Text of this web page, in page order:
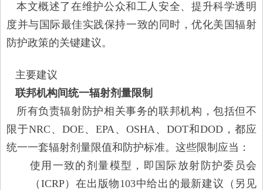
本文概述了在维护公众和工人安全、提升科学透明
度并与国际最佳实践保持一致的同时，优化美国辐射
防护政策的关键建议。
主要建议
联邦机构间统一辐射剂量限制
所有负责辐射防护相关事务的联邦机构，包括但不
限于NRC、DOE、EPA、OSHA、DOT和DOD，都应
统一一套辐射剂量限值和防护标准。这些限制应当：
使用一致的剂量模型，即国际放射防护委员会
（ICRP）在出版物103中给出的最新建议（另见